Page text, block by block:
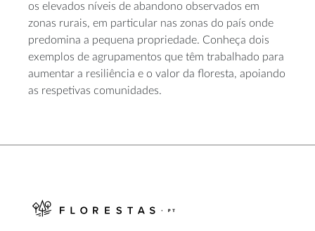
os elevados níveis de abandono observados em
zonas rurais, em particular nas zonas do país onde
predomina a pequena propriedade. Conheça dois
exemplos de agrupamentos que têm trabalhado para
aumentar a resiliência e o valor da floresta, apoiando
as respetivas comunidades.